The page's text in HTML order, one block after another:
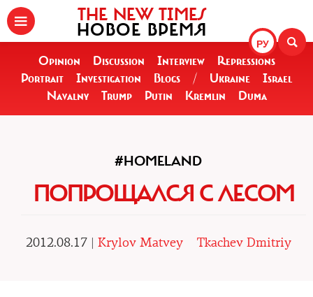
РУ
THE NEW TIMES
НОВОЕ ВРЕМЯ
Opinion Discussion Interview
Repressions
Portrait
Investigation Blogs / Ukraine
Israel
Navalny
Trump Putin Kremlin Duma
#HOMELAND
ПОПРОЩАЛСЯ С ЛЕСОМ
2012.08.17 | Krylov Matvey Tkachev Dmitriy